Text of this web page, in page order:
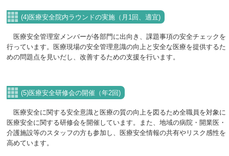
(4)医療安全院内ラウンドの実施（月1回、適宜)
医療安全管理室メンバーが各部門に出向き、課題事項の安全チェックを
行っています。医療現場の安全管理意識の向上と安全な医療を提供するた
めの問題点を見いだし、改善するための支援を行います。
(5)医療安全研修会の開催（年2回)
医療安全に関する安全意識と医療の質の向上を図るため全職員を対象に
医療安全に関する研修会を開催しています。また、地域の病院・開業医・
介護施設等のスタッフの方も参加し、医療安全情報の共有やリスク感性を
高めています。